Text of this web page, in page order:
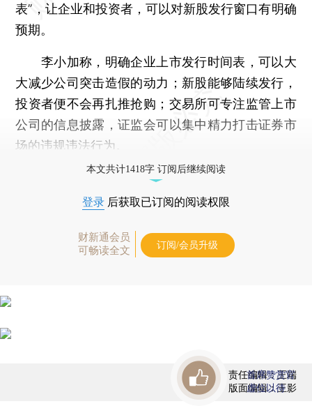
表”，让企业和投资者，可以对新股发行窗口有明确
预期。
李小加称，明确企业上市发行时间表，可以大
大减少公司突击造假的动力；新股能够陆续发行，
投资者便不会再扎推抢购；交易所可专注监管上市
公司的信息披露，证监会可以集中精力打击证券市
场的违规违法行为。
本文共计1418字 订阅后继续阅读
登录 后获取已订阅的阅读权限
财新通会员
可畅读全文
订阅/会员升级
责任编辑：王端
版面编辑：王影
首席赞赏官
虚位以待